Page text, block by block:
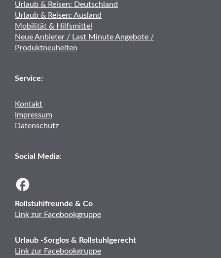
Urlaub & Reisen: Deutschland
Urlaub & Reisen: Ausland
Mobilität & Hilfsmittel
Neue Anbieter / Last Minute Angebote /
Produktneuheiten
Service:
Kontakt
Impressum
Datenschutz
Social Media:
Rollstuhlfreunde & Co
Link zur Facebookgruppe
Urlaub -Sorglos & Rollstuhlgerecht
Link zur Facebookgruppe